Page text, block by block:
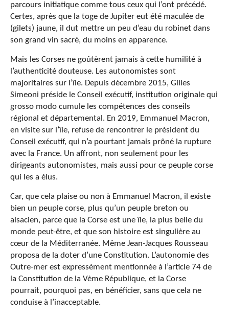
parcours initiatique comme tous ceux qui l’ont précédé.
Certes, après que la toge de Jupiter eut été maculée de
(gilets) jaune, il dut mettre un peu d’eau du robinet dans
son grand vin sacré, du moins en apparence.
Mais les Corses ne goûtèrent jamais à cette humilité à
l’authenticité douteuse. Les autonomistes sont
majoritaires sur l’île. Depuis décembre 2015, Gilles
Simeoni préside le Conseil exécutif, institution originale qui
grosso modo cumule les compétences des conseils
régional et départemental. En 2019, Emmanuel Macron,
en visite sur l’île, refuse de rencontrer le président du
Conseil exécutif, qui n’a pourtant jamais prôné la rupture
avec la France. Un affront, non seulement pour les
dirigeants autonomistes, mais aussi pour ce peuple corse
qui les a élus.
Car, que cela plaise ou non à Emmanuel Macron, il existe
bien un peuple corse, plus qu’un peuple breton ou
alsacien, parce que la Corse est une île, la plus belle du
monde peut-être, et que son histoire est singulière au
cœur de la Méditerranée. Même Jean-Jacques Rousseau
proposa de la doter d’une Constitution. L’autonomie des
Outre-mer est expressément mentionnée à l’article 74 de
la Constitution de la Vème République, et la Corse
pourrait, pourquoi pas, en bénéficier, sans que cela ne
conduise à l’inacceptable.